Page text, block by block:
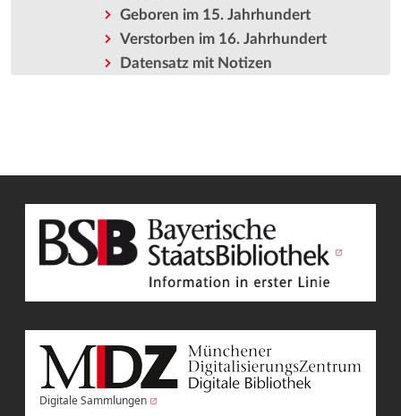
Geboren im 15. Jahrhundert
Verstorben im 16. Jahrhundert
Datensatz mit Notizen
Digitale Sammlungen